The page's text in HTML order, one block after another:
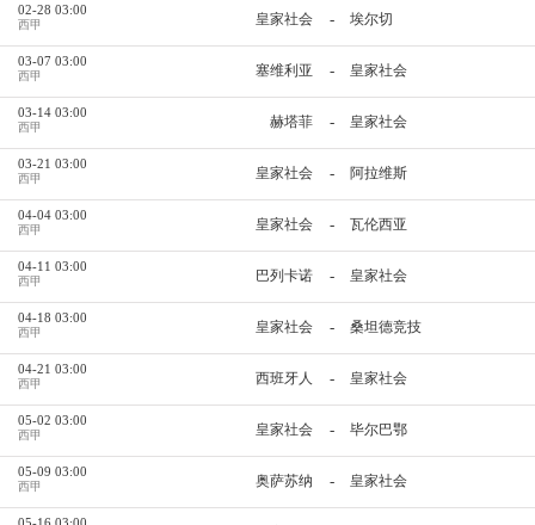
02-28 03:00
西甲 皇家社会 - 埃尔切
03-07 03:00
西甲 塞维利亚 - 皇家社会
03-14 03:00
西甲 赫塔菲 - 皇家社会
03-21 03:00
西甲 皇家社会 - 阿拉维斯
04-04 03:00
西甲 皇家社会 - 瓦伦西亚
04-11 03:00
西甲 巴列卡诺 - 皇家社会
04-18 03:00
西甲 皇家社会 - 桑坦德竞技
04-21 03:00
西甲 西班牙人 - 皇家社会
05-02 03:00
西甲 皇家社会 - 毕尔巴鄂
05-09 03:00
西甲 奥萨苏纳 - 皇家社会